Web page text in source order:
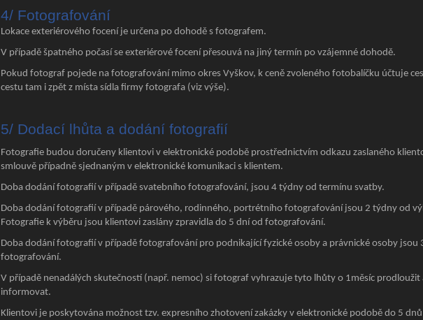
4/ Fotografování
Lokace exteriérového focení je určena po dohodě s fotografem.
V případě špatného počasí se exteriérové focení přesouvá na jiný termín po vzájemné dohodě.
Pokud fotograf pojede na fotografování mimo okres Vyškov, k ceně zvoleného fotobalíčku účtuje
cestu tam i zpět z místa sídla firmy fotografa (viz výše).
5/ Dodací lhůta a dodání fotografií
Fotografie budou doručeny klientovi v elektronické podobě prostřednictvím odkazu zaslaného
smlouvě případně sjednaným v elektronické komunikaci s klientem.
Doba dodání fotografií v případě svatebního fotografování, jsou 4 týdny od termínu svatby.
Doba dodání fotografií v případě párového, rodinného, portrétního fotografování jsou 2 týdny od
Fotografie k výběru jsou klientovi zaslány zpravidla do 5 dní od fotografování.
Doba dodání fotografií v případě fotografování pro podnikající fyzické osoby a právnické osoby jsou
fotografování.
V případě nenadálých skutečností (např. nemoc) si fotograf vyhrazuje tyto lhůty o 1měsíc
informovat.
Klientovi je poskytována možnost tzv. expresního zhotovení zakázky v elektronické podobě do 5